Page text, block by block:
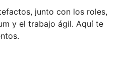
junto con los roles,
y el trabajo ágil. Aquí te